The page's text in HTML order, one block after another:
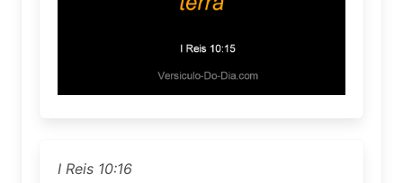
I Reis 10:16